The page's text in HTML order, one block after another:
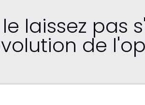
le laissez pas
de